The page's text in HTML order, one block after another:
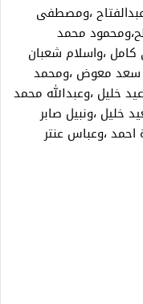
،ومصطفى
محمد
،واسلام شعبان
سعد معوض ،ومحمد
خليل ،وعبدالله محمد
،ونبيل صابر
،وعباس عنتر